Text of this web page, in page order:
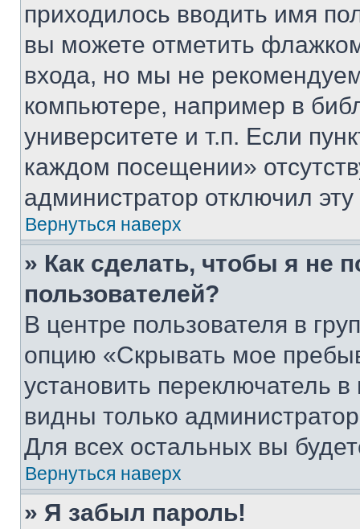
приходилось вводить имя
вы можете отметить
входа, но мы не
компьютере, например в
университете и т.п. Если
каждом посещении»
администратор отключил
Вернуться наверх
» Как сделать, чтобы я не
пользователей?
В центре пользователя в
опцию «Скрывать мое
установить переключатель
видны только
Для всех остальных вы
Вернуться наверх
» Я забыл пароль!